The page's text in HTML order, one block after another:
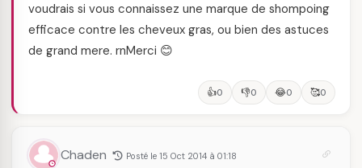
voudrais si vous connaissez une marque de shompoing
efficace contre les cheveux gras, ou bien des astuces
de grand mere. rnMerci 😊
👍0 👎0 😂0 🥰0
Chaden Posté le 15 Oct 2014 à 01:18